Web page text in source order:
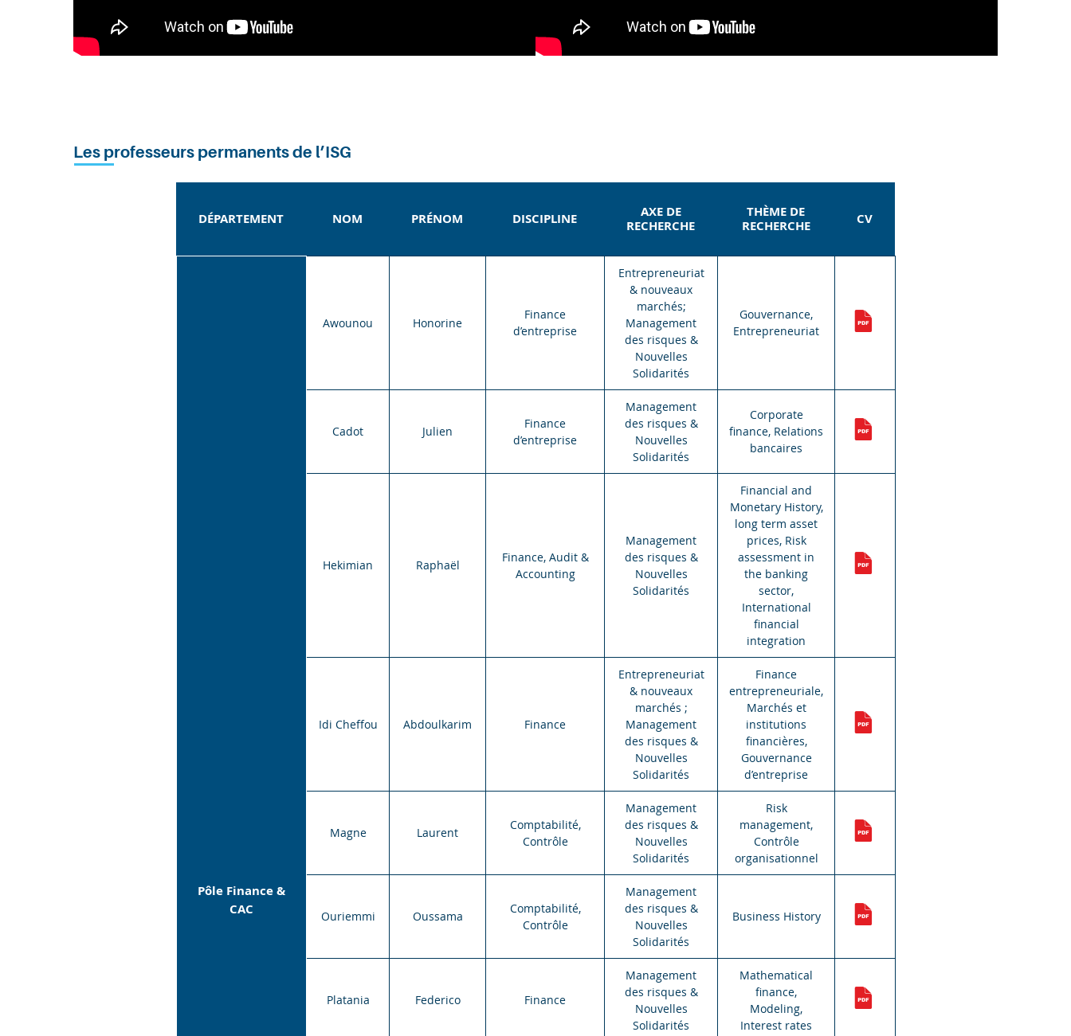
Les professeurs permanents de l’ISG
DÉPARTEMENT NOM PRÉNOM DISCIPLINE
AXE DE
RECHERCHE
THÈME DE
RECHERCHE
CV
Pôle Finance &
CAC
Awounou Honorine
Finance
d’entreprise
Entrepreneuriat
& nouveaux
marchés;
Management
des risques &
Nouvelles
Solidarités
Gouvernance,
Entrepreneuriat
Cadot Julien
Finance
d’entreprise
Management
des risques &
Nouvelles
Solidarités
Corporate
finance, Relations
bancaires
Hekimian Raphaël
Finance, Audit &
Accounting
Management
des risques &
Nouvelles
Solidarités
Financial and
Monetary History,
long term asset
prices, Risk
assessment in
the banking
sector,
International
financial
integration
Idi Cheffou Abdoulkarim Finance
Entrepreneuriat
& nouveaux
marchés ;
Management
des risques &
Nouvelles
Solidarités
Finance
entrepreneuriale,
Marchés et
institutions
financières,
Gouvernance
d’entreprise
Magne Laurent
Comptabilité,
Contrôle
Management
des risques &
Nouvelles
Solidarités
Risk
management,
Contrôle
organisationnel
Ouriemmi Oussama
Comptabilité,
Contrôle
Management
des risques &
Nouvelles
Solidarités
Business History
Platania Federico Finance
Management
des risques &
Nouvelles
Solidarités
Mathematical
finance,
Modeling,
Interest rates